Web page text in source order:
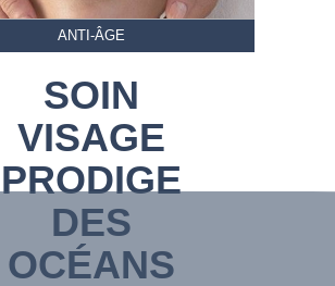
ANTI-ÂGE
SOIN
VISAGE
PRODIGE
DES
OCÉANS